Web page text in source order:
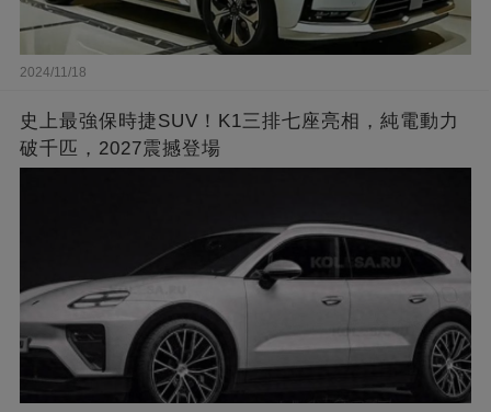
2024/11/18
史上最強保時捷SUV！K1三排七座亮相，純電動力
破千匹，2027震撼登場